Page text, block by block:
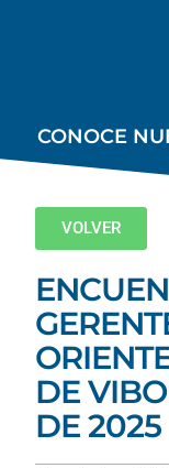
CONOCE
VOLVER
DE
DE 2025